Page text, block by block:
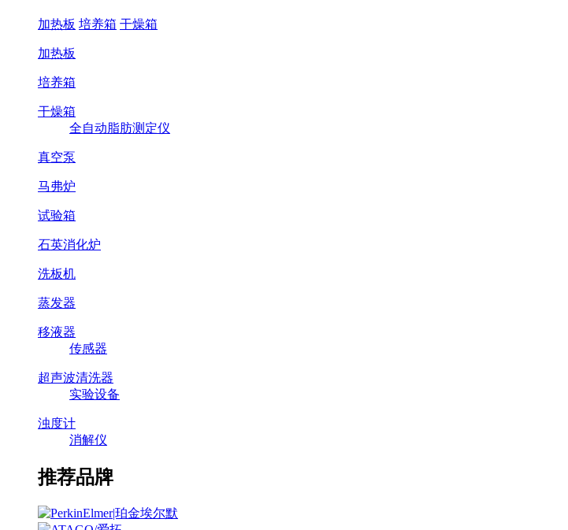
加热板 培养箱 干燥箱
加热板
培养箱
干燥箱
全自动脂肪测定仪
真空泵
马弗炉
试验箱
石英消化炉
洗板机
蒸发器
移液器
传感器
超声波清洗器
实验设备
浊度计
消解仪
推荐品牌